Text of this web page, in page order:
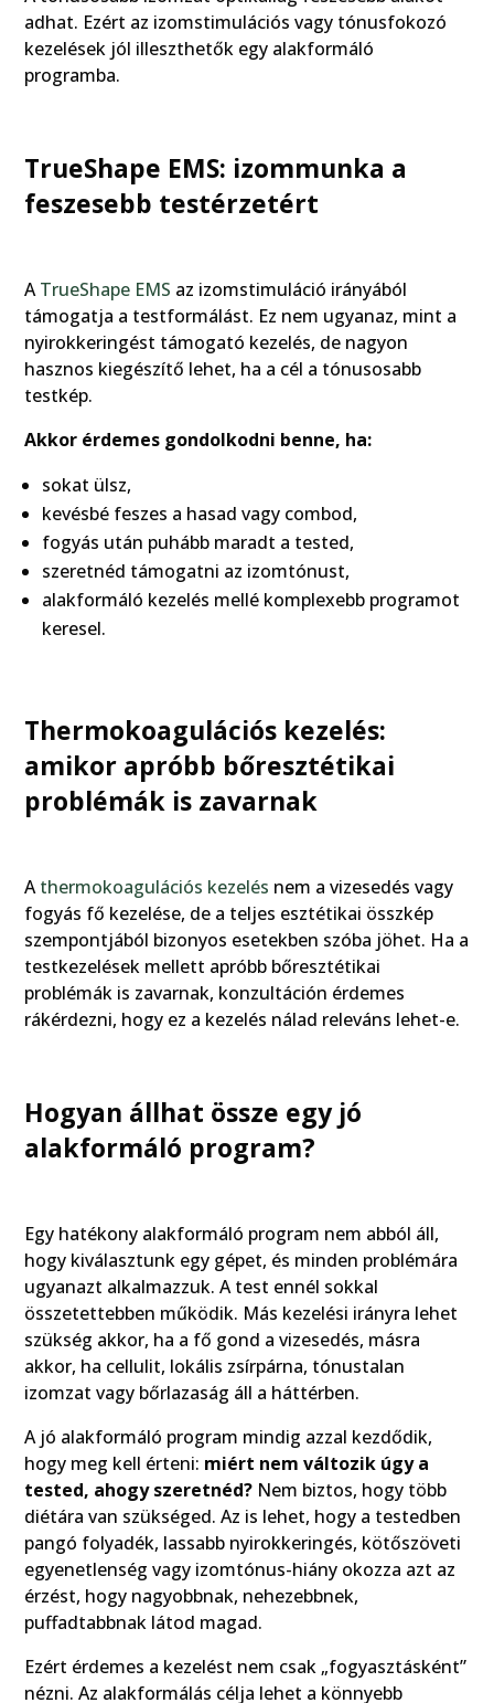
adhat. Ezért az izomstimulációs vagy tónusfokozó
kezelések jól illeszthetők egy alakformáló
programba.
TrueShape EMS: izommunka a
feszesebb testérzetért
ATrueShape EMS az izomstimuláció irányából
támogatja a testformálást. Ez nem ugyanaz, mint a
nyirokkeringést támogató kezelés, de nagyon
hasznos kiegészítő lehet, ha a cél a tónusosabb
testkép.
Akkor érdemes gondolkodni benne, ha:
sokat ülsz,
kevésbé feszes a hasad vagy combod,
fogyás után puhább maradt a tested,
szeretnéd támogatni az izomtónust,
alakformáló kezelés mellé komplexebb programot
keresel.
Thermokoagulációs kezelés:
amikor apróbb bőresztétikai
problémák is zavarnak
Athermokoagulációs kezelés nem a vizesedés vagy
fogyás fő kezelése, de a teljes esztétikai összkép
szempontjából bizonyos esetekben szóba jöhet. Ha a
testkezelések mellett apróbb bőresztétikai
problémák is zavarnak, konzultáción érdemes
rákérdezni, hogy ez a kezelés nálad releváns lehet-e.
Hogyan állhat össze egy jó
alakformáló program?
Egy hatékony alakformáló program nem abból áll,
hogy kiválasztunk egy gépet, és minden problémára
ugyanazt alkalmazzuk. A test ennél sokkal
összetettebben működik. Más kezelési irányra lehet
szükség akkor, ha a fő gond a vizesedés, másra
akkor, ha cellulit, lokális zsírpárna, tónustalan
izomzat vagy bőrlazaság áll a háttérben.
A jó alakformáló program mindig azzal kezdődik,
hogy meg kell érteni: miért nem változik úgy a
tested, ahogy szeretnéd? Nem biztos, hogy több
diétára van szükséged. Az is lehet, hogy a testedben
pangó folyadék, lassabb nyirokkeringés, kötőszöveti
egyenetlenség vagy izomtónus-hiány okozza azt az
érzést, hogy nagyobbnak, nehezebbnek,
puffadtabbnak látod magad.
Ezért érdemes a kezelést nem csak „fogyasztásként”
nézni. Az alakformálás célja lehet a könnyebb